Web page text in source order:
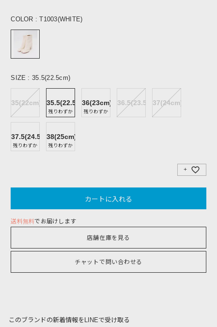
COLOR T1003(WHITE)
SIZE 35.5(22.5cm)
35(22cm) 35.5(22.5cm)
残りわずか
36(23cm)
残りわずか
36.5(23.5cm)37(24cm)
37.5(24.5cm)
残りわずか
38(25cm)
残りわずか
カートに入れる
送料無料でお届けします
店舗在庫を見る
チャットで問い合わせる
このブランドの新着情報をLINEで受け取る